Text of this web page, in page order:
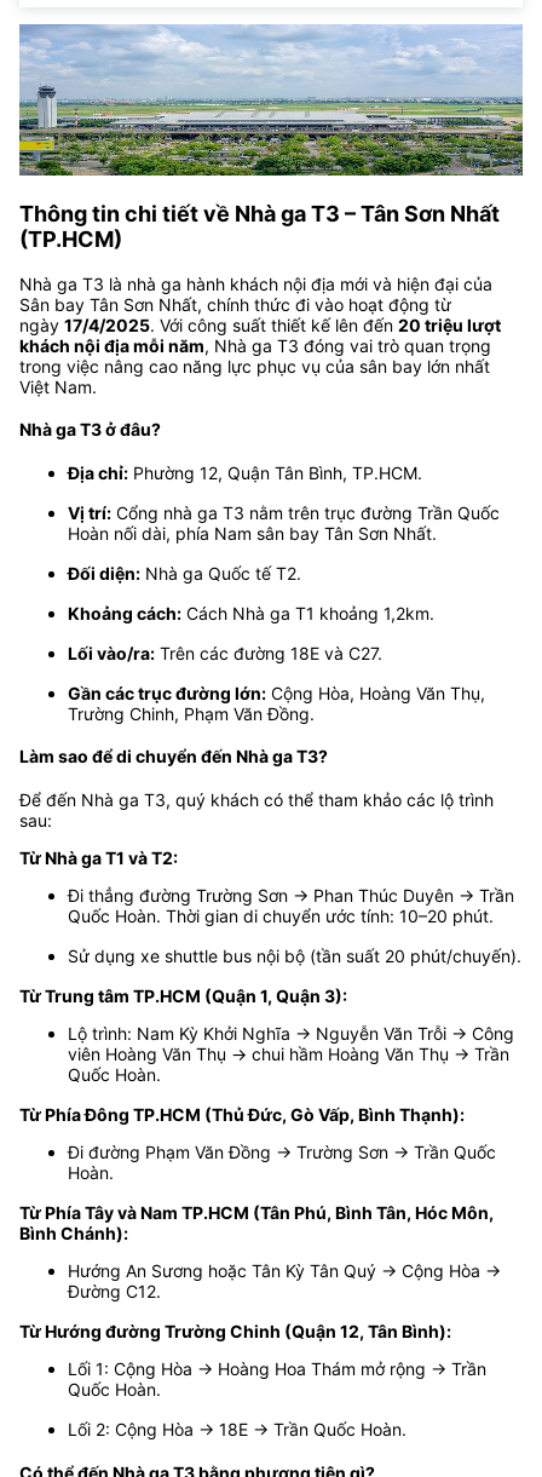
Thông tin chi tiết về Nhà ga T3 – Tân Sơn Nhất
(TP.HCM)
Nhà ga T3 là nhà ga hành khách nội địa mới và hiện đại của
Sân bay Tân Sơn Nhất, chính thức đi vào hoạt động từ
ngày 17/4/2025. Với công suất thiết kế lên đến 20 triệu lượt
khách nội địa mỗi năm, Nhà ga T3 đóng vai trò quan trọng
trong việc nâng cao năng lực phục vụ của sân bay lớn nhất
Việt Nam.
Nhà ga T3 ở đâu?
Địa chỉ: Phường 12, Quận Tân Bình, TP.HCM.
Vị trí: Cổng nhà ga T3 nằm trên trục đường Trần Quốc
Hoàn nối dài, phía Nam sân bay Tân Sơn Nhất.
Đối diện: Nhà ga Quốc tế T2.
Khoảng cách: Cách Nhà ga T1 khoảng 1,2km.
Lối vào/ra: Trên các đường 18E và C27.
Gần các trục đường lớn: Cộng Hòa, Hoàng Văn Thụ,
Trường Chinh, Phạm Văn Đồng.
Làm sao để di chuyển đến Nhà ga T3?
Để đến Nhà ga T3, quý khách có thể tham khảo các lộ trình
sau:
Từ Nhà ga T1 và T2:
Đi thẳng đường Trường Sơn → Phan Thúc Duyên → Trần
Quốc Hoàn. Thời gian di chuyển ước tính: 10–20 phút.
Sử dụng xe shuttle bus nội bộ (tần suất 20 phút/chuyến).
Từ Trung tâm TP.HCM (Quận 1, Quận 3):
Lộ trình: Nam Kỳ Khởi Nghĩa → Nguyễn Văn Trỗi → Công
viên Hoàng Văn Thụ → chui hầm Hoàng Văn Thụ → Trần
Quốc Hoàn.
Từ Phía Đông TP.HCM (Thủ Đức, Gò Vấp, Bình Thạnh):
Đi đường Phạm Văn Đồng → Trường Sơn → Trần Quốc
Hoàn.
Từ Phía Tây và Nam TP.HCM (Tân Phú, Bình Tân, Hóc Môn,
Bình Chánh):
Hướng An Sương hoặc Tân Kỳ Tân Quý → Cộng Hòa →
Đường C12.
Từ Hướng đường Trường Chinh (Quận 12, Tân Bình):
Lối 1: Cộng Hòa → Hoàng Hoa Thám mở rộng → Trần
Quốc Hoàn.
Lối 2: Cộng Hòa → 18E → Trần Quốc Hoàn.
Có thể đến Nhà ga T3 bằng phương tiện gì?